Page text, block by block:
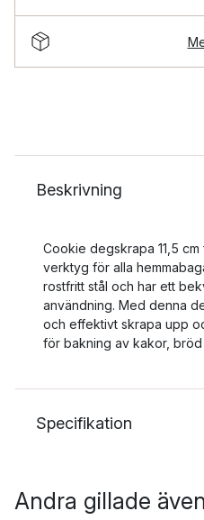
Beskrivning
Cookie degskrapa 11,5
verktyg för alla
rostfritt stål och har ett
användning. Med denna
och effektivt skrapa upp
för bakning av kakor,
Specifikation
Andra gillade även